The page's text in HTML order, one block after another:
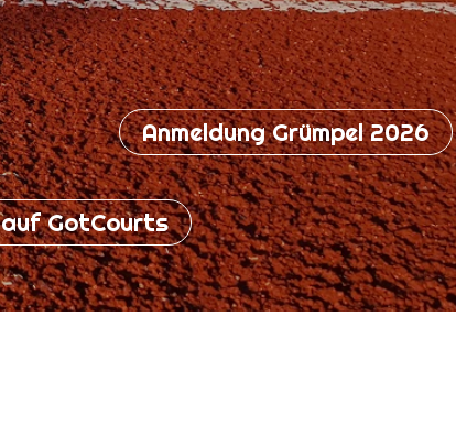
Anmeldung Grümpel 2026
GotCourts